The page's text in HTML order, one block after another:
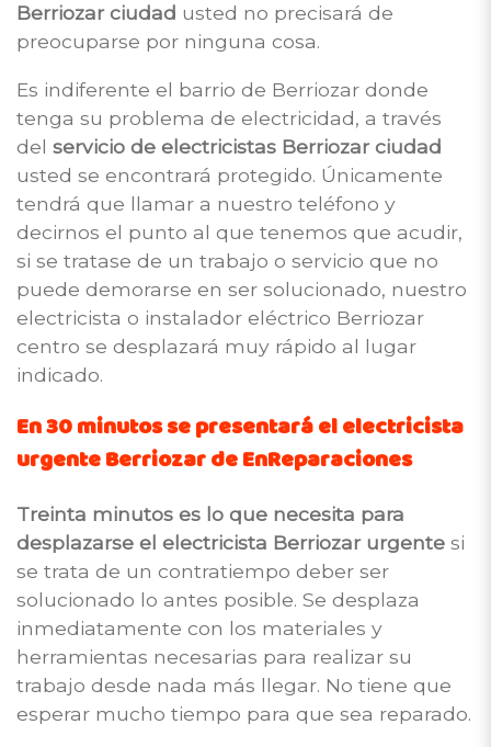
Berriozar ciudad usted no precisará de
preocuparse por ninguna cosa.
Es indiferente el barrio de Berriozar donde
tenga su problema de electricidad, a través
del servicio de electricistas Berriozar ciudad
usted se encontrará protegido. Únicamente
tendrá que llamar a nuestro teléfono y
decirnos el punto al que tenemos que acudir,
si se tratase de un trabajo o servicio que no
puede demorarse en ser solucionado, nuestro
electricista o instalador eléctrico Berriozar
centro se desplazará muy rápido al lugar
indicado.
En 30 minutos se presentará el electricista
urgente Berriozar de EnReparaciones
Treinta minutos es lo que necesita para
desplazarse el electricista Berriozar urgente si
se trata de un contratiempo deber ser
solucionado lo antes posible. Se desplaza
inmediatamente con los materiales y
herramientas necesarias para realizar su
trabajo desde nada más llegar. No tiene que
esperar mucho tiempo para que sea reparado.